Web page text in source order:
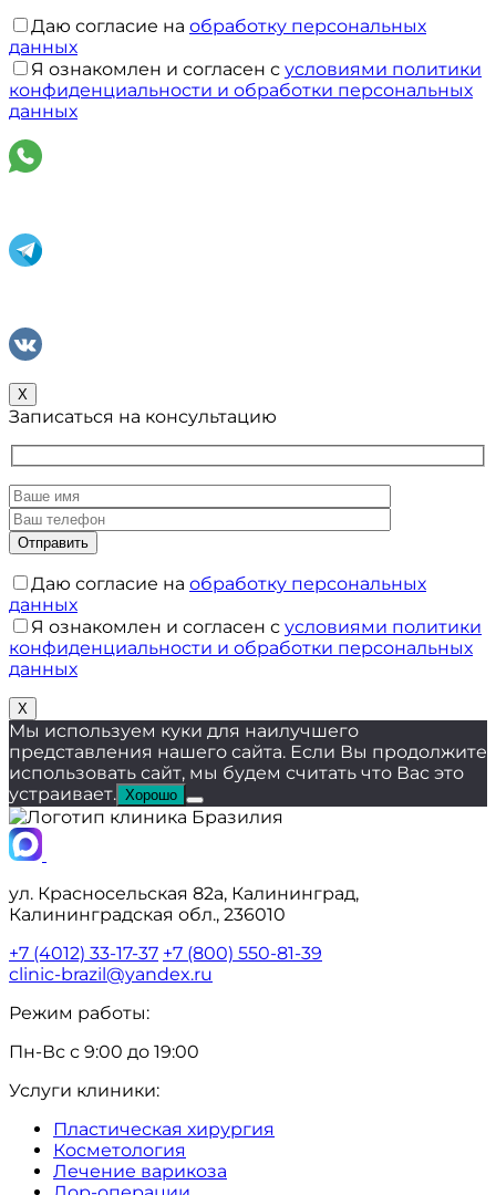
Даю согласие на обработку персональных
данных
Я ознакомлен и согласен с условиями политики
конфиденциальности и обработки персональных
данных
X
Записаться на консультацию
Даю согласие на обработку персональных
данных
Я ознакомлен и согласен с условиями политики
конфиденциальности и обработки персональных
данных
X
Мы используем куки для наилучшего
представления нашего сайта. Если Вы продолжите
использовать сайт, мы будем считать что Вас это
устраивает. Хорошо
ул. Красносельская 82а, Калининград,
Калининградская обл., 236010
+7 (4012) 33-17-37 +7 (800) 550-81-39
clinic-brazil@yandex.ru
Режим работы:
Пн-Вс с 9:00 до 19:00
Услуги клиники:
Пластическая хирургия
Косметология
Лечение варикоза